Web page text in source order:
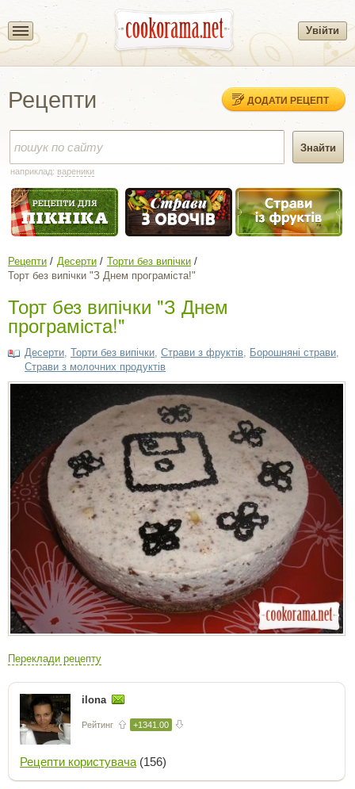
Увійти
Рецепти ДОДАТИ РЕЦЕПТ
наприклад: вареники
Рецепти Десерти
Торти без випічки
Торт без випічки "З Днем програміста!"
Торт без випічки "З Днем
програміста!"
Десерти Торти без випічки Страви з фруктів Борошняні страви
Страви з молочних продуктів
Переклади рецепту
ilona
Рейтинг +1341.00
Рецепти користувача (156)